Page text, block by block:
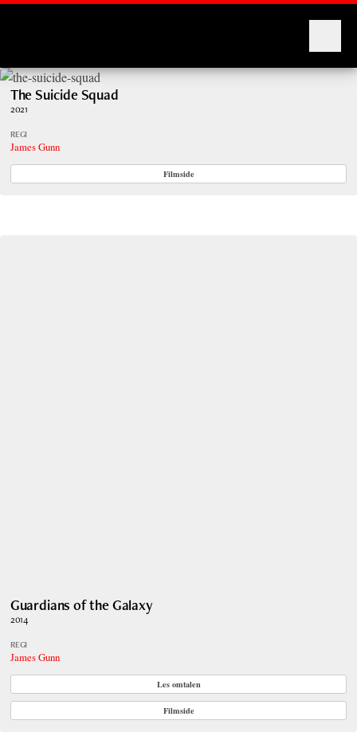
The Suicide Squad
2021
REGI
James Gunn
Filmside
Guardians of the Galaxy
2014
REGI
James Gunn
Les omtalen
Filmside